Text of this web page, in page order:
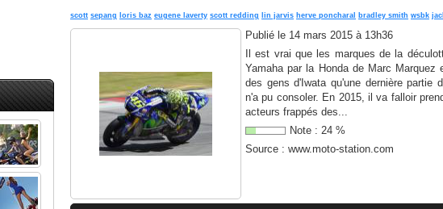
scott sepang loris baz eugene laverty scott redding lin jarvis herve poncharal bradley smith wsbk
Publié le 14 mars 2015 à 13h36
Il est vrai que les marques de la
Yamaha par la Honda de Marc Marquez
des gens d'Iwata qu'une dernière partie
n'a pu consoler. En 2015, il va falloir
acteurs frappés des...
Note : 24 %
Source : www.moto-station.com